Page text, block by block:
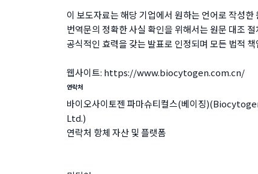
이 보도자료는 해당 기업에서 원하는 언어로 작성
번역문의 정확한 사실 확인을 위해서는 원문 대조
공식적인 효력을 갖는 발표로 인정되며 모든 법적
웹사이트: https://www.biocytogen.com.cn/
연락처
바이오사이토젠 파마슈티컬스(베이징
Ltd.)
연락처 항체 자산 및 플랫폼